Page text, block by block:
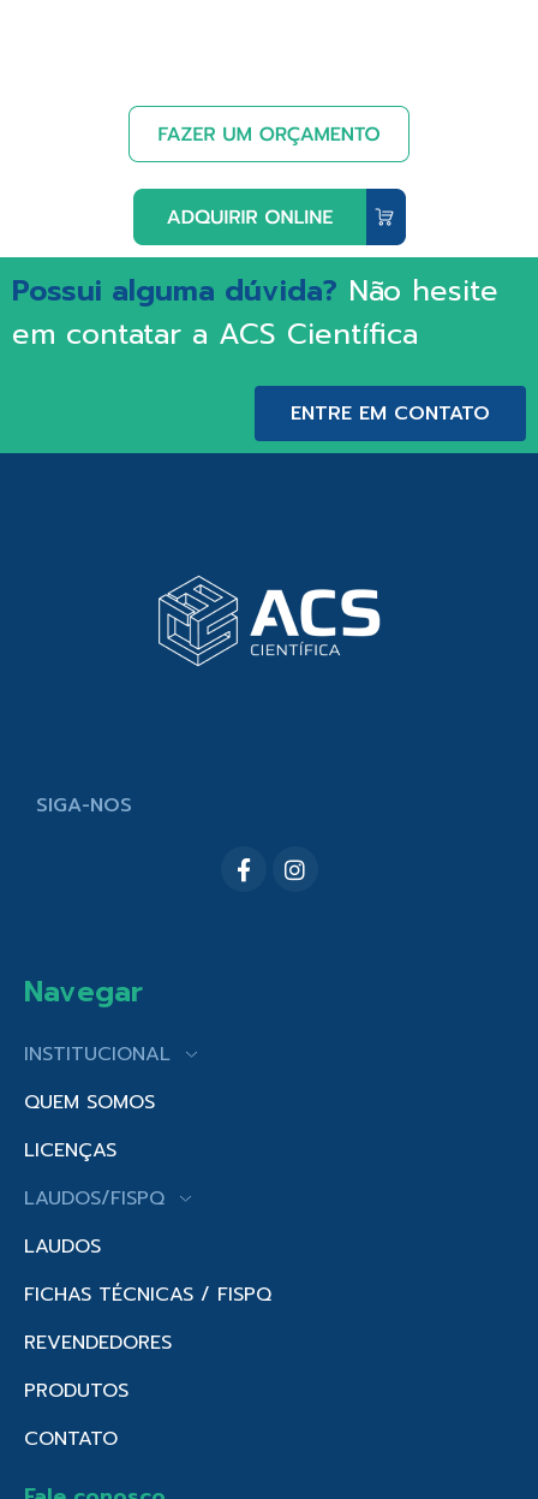
Possui alguma dúvida? Não hesite
em contatar a ACS Científica
ENTRE EM CONTATO
SIGA-NOS
Navegar
INSTITUCIONAL
QUEM SOMOS
LICENÇAS
LAUDOS/FISPQ
LAUDOS
FICHAS TÉCNICAS / FISPQ
REVENDEDORES
PRODUTOS
CONTATO